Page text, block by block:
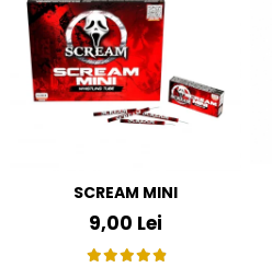
SCREAM MINI
9,00 Lei